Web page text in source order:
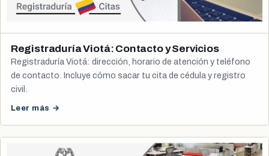
Registraduría Viotá: Contacto y Servicios
Registraduría Viotá: dirección, horario de atención y teléfono
de contacto. Incluye cómo sacar tu cita de cédula y registro
civil.
Leer más →